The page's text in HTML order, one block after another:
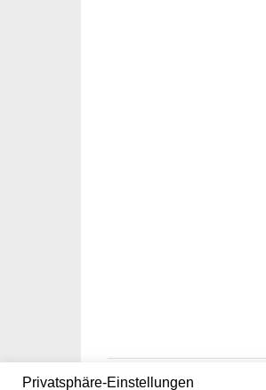
Privatsphäre-Einstellungen